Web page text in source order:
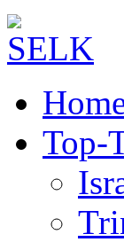
Top-